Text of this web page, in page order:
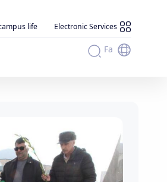
life Electronic Services
Fa
آیین تجدید میثاق با